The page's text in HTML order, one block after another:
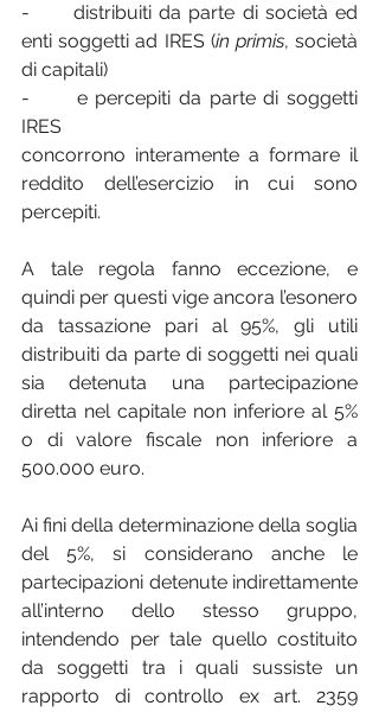
-      distribuiti da parte di società ed
enti soggetti ad IRES (in primis, società
di capitali)
-      e percepiti da parte di soggetti
IRES
concorrono interamente a formare il
reddito dell’esercizio in cui sono
percepiti.
A tale regola fanno eccezione, e
quindi per questi vige ancora l’esonero
da tassazione pari al 95%, gli utili
distribuiti da parte di soggetti nei quali
sia detenuta una partecipazione
diretta nel capitale non inferiore al 5%
o di valore fiscale non inferiore a
500.000 euro.
Ai fini della determinazione della soglia
del 5%, si considerano anche le
partecipazioni detenute indirettamente
all’interno dello stesso gruppo,
intendendo per tale quello costituito
da soggetti tra i quali sussiste un
rapporto di controllo ex art. 2359